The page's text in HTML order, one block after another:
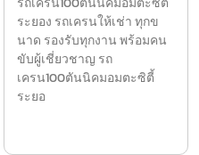
ระยอง รถเครนให้เช่า ทุกข
นาด รองรับทุกงาน พร้อมคน
ขับผู้เชี่ยวชาญ รถ
เครน100ตันนิคมอมตะซิตี้
ระยอ